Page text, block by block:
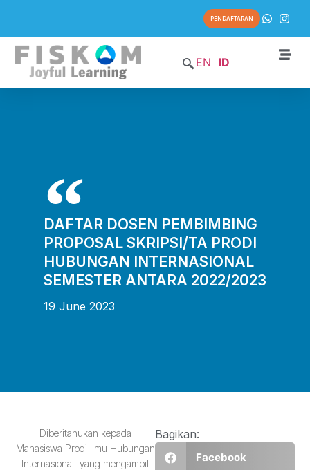
PENDAFTARAN
EN ID
DAFTAR DOSEN PEMBIMBING
PROPOSAL SKRIPSI/TA PRODI
HUBUNGAN INTERNASIONAL
SEMESTER ANTARA 2022/2023
19 June 2023
Diberitahukan kepada
Mahasiswa Prodi Ilmu Hubungan
Internasional yang mengambil
Bagikan:
Facebook